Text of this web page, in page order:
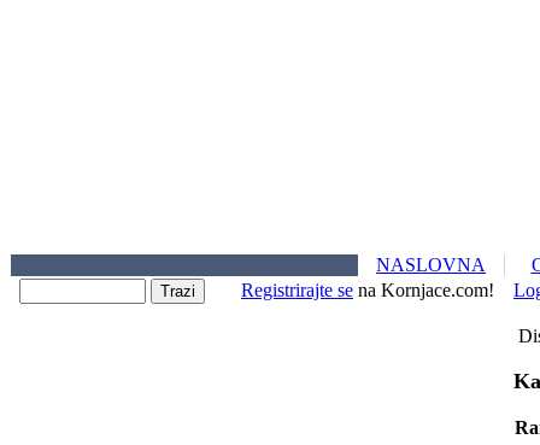
NASLOVNA
Registrirajte se na Kornjace.com!